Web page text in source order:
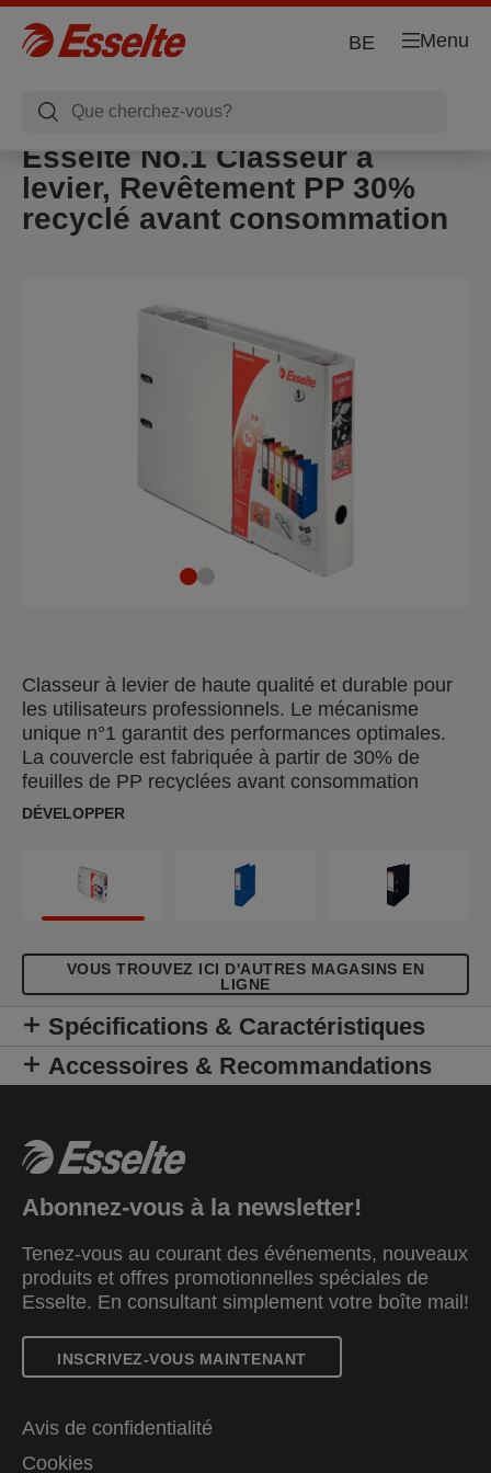
Menu
BE
Esselte No.1 Classeur à
levier, Revêtement PP 30%
recyclé avant consommation
Classeur à levier de haute qualité et durable pour
les utilisateurs professionnels. Le mécanisme
unique n°1 garantit des performances optimales.
La couvercle est fabriquée à partir de 30% de
feuilles de PP recyclées avant consommation
DÉVELOPPER
VOUS TROUVEZ ICI D'AUTRES MAGASINS EN
LIGNE
Spécifications & Caractéristiques
Accessoires & Recommandations
Abonnez-vous à la newsletter!
Tenez-vous au courant des événements, nouveaux
produits et offres promotionnelles spéciales de
Esselte. En consultant simplement votre boîte mail!
INSCRIVEZ-VOUS MAINTENANT
Avis de confidentialité
Cookies